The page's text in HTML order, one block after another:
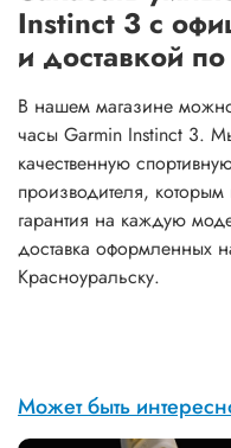
Instinct 3 с
и доставкой
В нашем магазине
часы Garmin Instinct 3.
качественную
производителя,
гарантия на каждую
доставка оформленных
Красноуральску.
Может быть